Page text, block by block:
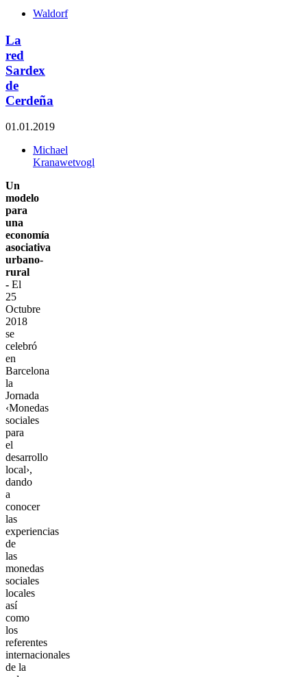
Waldorf
La
red
Sardex
de
Cerdeña
01.01.2019
Michael
Kranawetvogl
Un
modelo
para
una
economía
asociativa
urbano-
rural
- El
25
Octubre
2018
se
celebró
en
Barcelona
la
Jornada
‹Monedas
sociales
para
el
desarrollo
local›,
dando
a
conocer
las
experiencias
de
las
monedas
sociales
locales
así
como
los
referentes
internacionales
de la